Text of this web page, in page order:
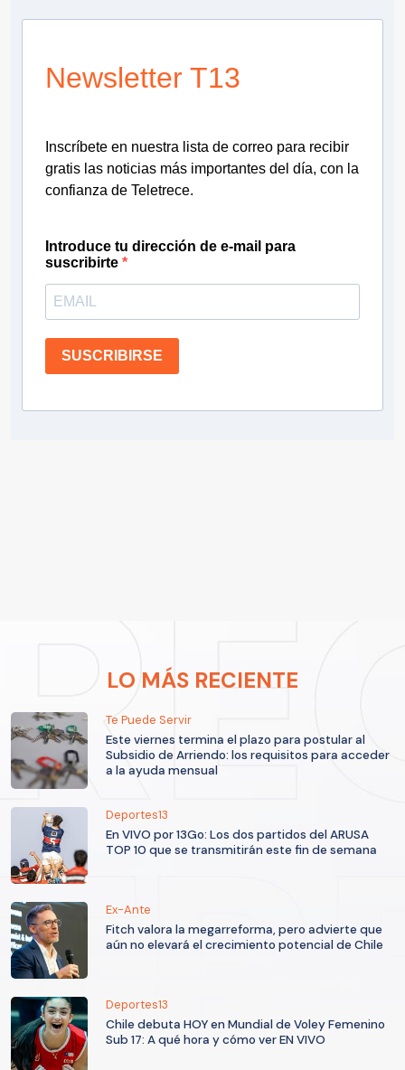
Newsletter T13
Inscríbete en nuestra lista de correo para recibir
gratis las noticias más importantes del día, con la
confianza de Teletrece.
Introduce tu dirección de e-mail para
suscribirte
SUSCRIBIRSE
LO MÁS RECIENTE
Te Puede Servir
Este viernes termina el plazo para postular al
Subsidio de Arriendo: los requisitos para acceder
a la ayuda mensual
Deportes13
En VIVO por 13Go: Los dos partidos del ARUSA
TOP 10 que se transmitirán este fin de semana
Ex-Ante
Fitch valora la megarreforma, pero advierte que
aún no elevará el crecimiento potencial de Chile
Deportes13
Chile debuta HOY en Mundial de Voley Femenino
Sub 17: A qué hora y cómo ver EN VIVO